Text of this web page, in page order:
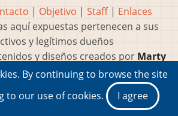
| Objetivo | Staff| Enlaces
aquí expuestas pertenecen a sus
y legítimos dueños
y diseños creados por Marty
Museo del Videojuego®
By continuing to browse the site
to our use of cookies.
I agree